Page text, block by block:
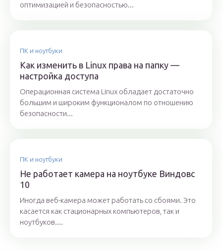
оптимизацией и безопасностью...
ПК и ноутбуки
Как изменить в Linux права на папку —
настройка доступа
Операционная система Linux обладает достаточно
большим и широким функционалом по отношению
безопасности...
ПК и ноутбуки
Не работает камера на ноутбуке Виндовс
10
Иногда веб-камера может работать со сбоями. Это
касается как стационарных компьютеров, так и
ноутбуков....